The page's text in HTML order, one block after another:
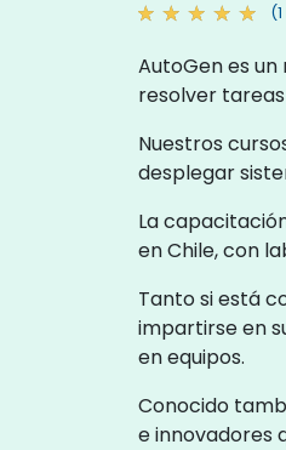
AutoGen es
resolver
Nuestros
desplegar
La
en Chile, con
Tanto si está
impartirse en
en equipos.
Conocido
e innovadores